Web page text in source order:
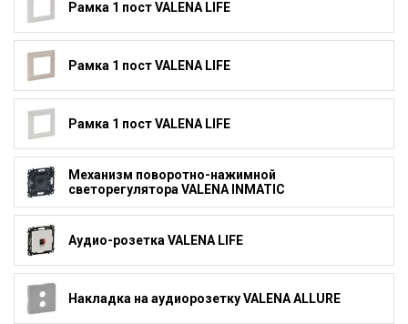
Рамка 1 пост VALENA LIFE
Рамка 1 пост VALENA LIFE
Рамка 1 пост VALENA LIFE
Механизм поворотно-нажимной
светорегулятора VALENA INMATIC
Аудио-розетка VALENA LIFE
Накладка на аудиорозетку VALENA ALLURE